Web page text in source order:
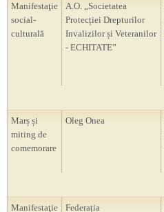
Manifestaţie
social-
culturală
A.O. „Societatea
Protecției Drepturilor
Invalizilor și Veteranilor
- ECHITATE”
Marș și
miting de
comemorare
Oleg Onea
Manifestaţie
Federația